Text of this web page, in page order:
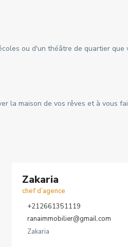
ou d'un théâtre de quartier
la maison de vos rêves et à vous
Zakaria
chef d’agence
+212661351119
ranaimmobilier@gmail.com
Zakaria